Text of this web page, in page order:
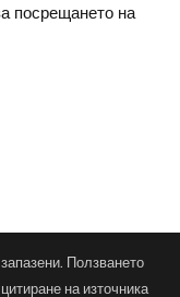
посрещането на
Ползването
на източника